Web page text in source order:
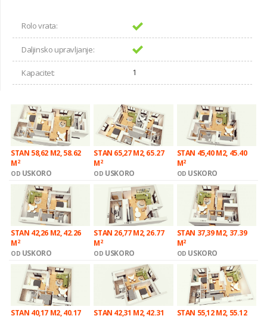
Rolo vrata:
Daljinsko upravljanje:
Kapacitet: 1
STAN 58,62 M2, 58.62
M2
OD USKORO
STAN 65,27 M2, 65.27
M2
OD USKORO
STAN 45,40 M2, 45.40
M2
OD USKORO
STAN 42,26 M2, 42.26
M2
OD USKORO
STAN 26,77 M2, 26.77
M2
OD USKORO
STAN 37,39 M2, 37.39
M2
OD USKORO
STAN 40,17 M2, 40.17
STAN 42,31 M2, 42.31
STAN 55,12 M2, 55.12